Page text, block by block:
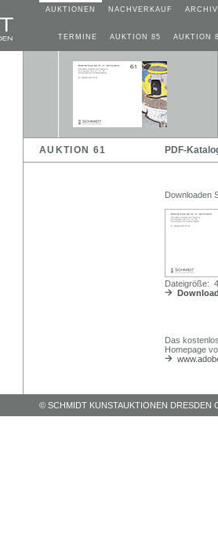
AUKTIONEN NACHVERKAUF ARCHIV
TERMINE AUKTION 85 AUKTION
AUKTION 61 PDF-
Downloaden
Dateigröße:
Das
Homepage
© SCHMIDT KUNSTAUKTIONEN DRESDEN